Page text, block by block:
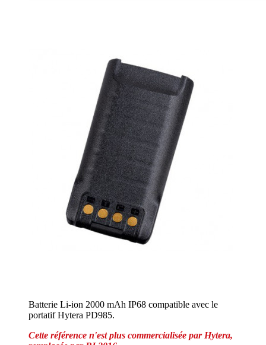
Batterie Li-ion 2000 mAh IP68 compatible avec le
portatif Hytera PD985.
Cette référence n'est plus commercialisée par Hytera,